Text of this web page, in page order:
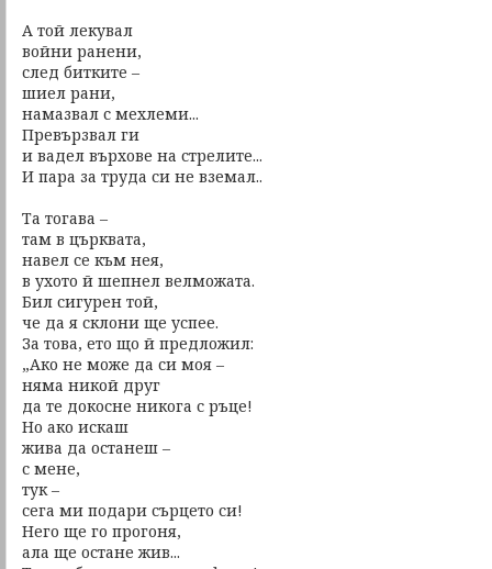
А той лекувал
войни ранени,
след битките –
шиел рани,
намазвал с мехлеми...
Превързвал ги
и вадел върхове на стрелите...
И пара за труда си не вземал..
Та тогава –
там в църквата,
навел се към нея,
в ухото й шепнел велможата.
Бил сигурен той,
че да я склони ще успее.
За това, ето що й предложил:
„Ако не може да си моя –
няма никой друг
да те докосне никога с ръце!
Но ако искаш
жива да останеш –
с мене,
тук –
сега ми подари сърцето си!
Него ще го прогоня,
ала ще остане жив...